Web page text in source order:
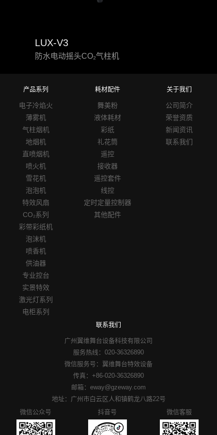
LUX-V3
防水电动摇头CO₂气柱机
产品系列
电子冷焰火
薄雾机
气柱烟机
地烟机
直喷烟机
喷火机
雪花机
泡泡机
特效风扇
CO₂系列
彩带彩纸机
泡沫机
喷香机
供油器
专业控台
实景特效
激光灯系列
电柜系列
耗材配件
舞美粉
液体耗材
彩纸
礼花筒
遥控
接收器
遥控套件
线控
定时定量控制器
其他配件
关于我们
公司简介
荣誉资质
新闻资讯
联系我们
联系我们
广州翼维舞台设备科技有限公司
服务热线：020-36326890
微信服务号：翼维舞台特效设备
传真：+86-020-36326890
邮箱：eway@gzeway.com
地址：广州市白云区人和镇鹤龙八路22号
微信公众号
抖音号 微信客服